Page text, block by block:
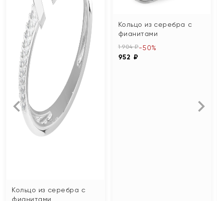
Кольцо из серебра с
фианитами
Кольцо из серебра с
фианитами
1 904 ₽
952 ₽
-50%